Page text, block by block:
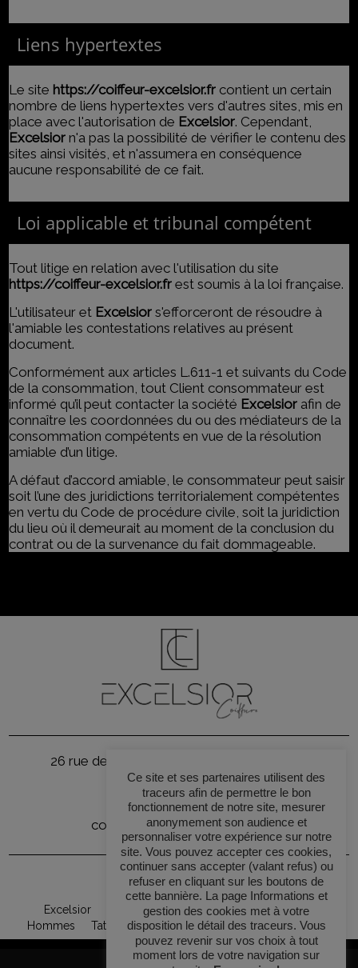
Liens hypertextes
Le site https://coiffeur-excelsior.fr contient un certain
nombre de liens hypertextes vers d'autres sites, mis en
place avec l'autorisation de Excelsior. Cependant,
Excelsior n'a pas la possibilité de vérifier le contenu des
sites ainsi visités, et n'assumera en conséquence
aucune responsabilité de ce fait.
Loi applicable et tribunal compétent
Tout litige en relation avec l'utilisation du site
https://coiffeur-excelsior.fr est soumis à la loi française.
L'utilisateur et Excelsior s'efforceront de résoudre à
l'amiable les contestations relatives au présent
document.
Conformément aux articles L.611-1 et suivants du Code
de la consommation, tout Client consommateur est
informé qu’il peut contacter la société Excelsior afin de
connaître les coordonnées du ou des médiateurs de la
consommation compétents en vue de la résolution
amiable d’un litige.
A défaut d’accord amiable, le consommateur peut saisir
soit l’une des juridictions territorialement compétentes
en vertu du Code de procédure civile, soit la juridiction
du lieu où il demeurait au moment de la conclusion du
contrat ou de la survenance du fait dommageable.
26 rue de la République
09 87 01 65 23
contact@coiffeur-excelsior.fr
Contactez-nous
Horaires
Excelsior Couleur – Balayage
Lissage
Hommes
Tatouage Partenaires Actualités et contact
Ce site et ses partenaires utilisent des
traceurs afin de permettre le bon
fonctionnement de notre site, mesurer
anonymement son audience et
personnaliser votre expérience sur notre
site. Vous pouvez accepter ces cookies,
continuer sans accepter (valant refus) ou
refuser en cliquant sur les boutons de
cette bannière. La page Informations et
gestion des cookies met à votre
disposition le détail des traceurs. Vous
pouvez revenir sur vos choix à tout
moment lors de votre navigation sur